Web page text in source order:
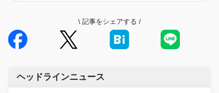
\ 記事をシェアする /
ヘッドラインニュース